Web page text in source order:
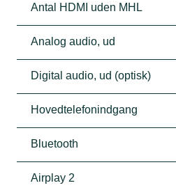
Antal HDMI uden MHL
Analog audio, ud
Digital audio, ud (optisk)
Hovedtelefonindgang
Bluetooth
Airplay 2